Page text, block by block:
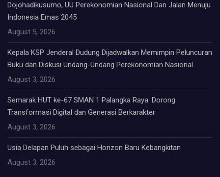
Dojohadikusumo, UU Perekonomian Nasional Dan Jalan Menuju
Indonesia Emas 2045
August 5, 2026
Kepala KSP Jenderal Dudung Dijadwalkan Memimpin Peluncuran
Buku dan Diskusi Undang-Undang Perekonomian Nasional
August 3, 2026
Semarak HUT ke-67 SMAN 1 Palangka Raya: Dorong
Transformasi Digital dan Generasi Berkarakter
August 3, 2026
Usia Delapan Puluh sebagai Horizon Baru Kebangkitan
August 3, 2026